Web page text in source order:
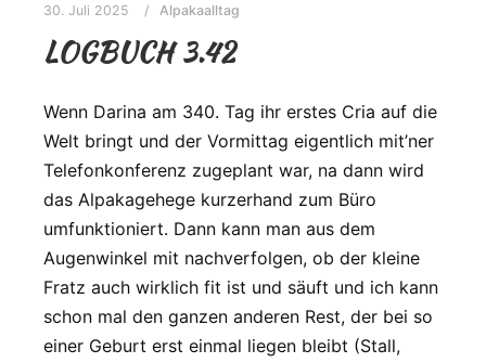
30. Juli 2025 Alpakaalltag
LOGBUCH 3.42
Wenn Darina am 340. Tag ihr erstes Cria auf die
Welt bringt und der Vormittag eigentlich mit’ner
Telefonkonferenz zugeplant war, na dann wird
das Alpakagehege kurzerhand zum Büro
umfunktioniert. Dann kann man aus dem
Augenwinkel mit nachverfolgen, ob der kleine
Fratz auch wirklich fit ist und säuft und ich kann
schon mal den ganzen anderen Rest, der bei so
einer Geburt erst einmal liegen bleibt (Stall,